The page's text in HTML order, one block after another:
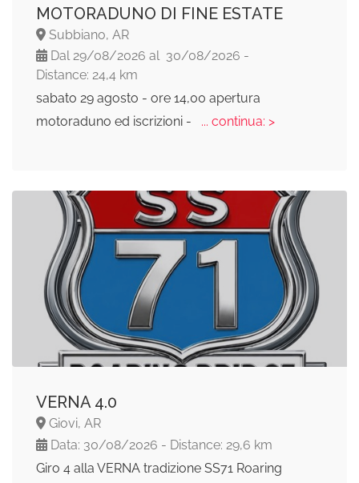
MOTORADUNO DI FINE ESTATE
Subbiano, AR
Dal 29/08/2026 al 30/08/2026 -
Distance: 24,4 km
sabato 29 agosto - ore 14,00 apertura
motoraduno ed iscrizioni -
... continua: >
VERNA 4.0
Giovi, AR
Data: 30/08/2026 - Distance: 29,6 km
Giro 4 alla VERNA tradizione SS71 Roaring